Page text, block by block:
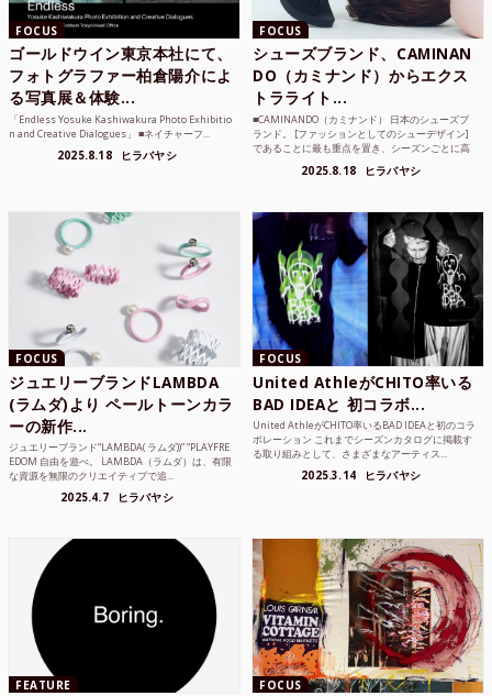
FOCUS
ゴールドウイン東京本社にて、
フォトグラファー柏倉陽介によ
る写真展＆体験...
「Endless Yosuke Kashiwakura Photo Exhibitio
n and Creative Dialogues」 ■ネイチャーフ...
2025.8.18 ヒラバヤシ
FOCUS
シューズブランド、CAMINAN
DO（カミナンド）からエクス
トラライト...
■CAMINANDO（カミナンド） 日本のシューズブ
ランド。 [ファッションとしてのシューデザイン]
であることに最も重点を置き、シーズンごとに高
2025.8.18 ヒラバヤシ
FOCUS
ジュエリーブランドLAMBDA
(ラムダ)より ペールトーンカラ
ーの新作...
ジュエリーブランド“LAMBDA( ラムダ))” “PLAYFRE
EDOM 自由を遊べ。 LAMBDA（ラムダ）は、有限
な資源を無限のクリエイティブで追...
2025.4.7 ヒラバヤシ
FOCUS
United AthleがCHITO率いる
BAD IDEAと 初コラボ...
United AthleがCHITO率いるBAD IDEAと初のコラ
ボレーション これまでシーズンカタログに掲載す
る取り組みとして、さまざまなアーティス...
2025.3.14 ヒラバヤシ
FEATURE FOCUS